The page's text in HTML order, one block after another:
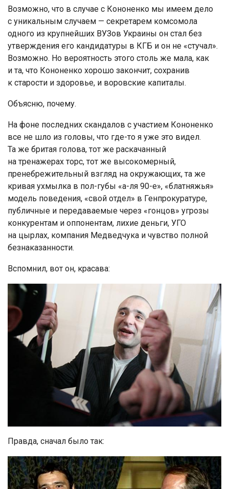
Возможно, что в случае с Кононенко мы имеем дело
с уникальным случаем — секретарем комсомола
одного из крупнейших ВУЗов Украины он стал без
утверждения его кандидатуры в КГБ и он не «стучал».
Возможно. Но вероятность этого столь же мала, как
и та, что Кононенко хорошо закончит, сохранив
к старости и здоровье, и воровские капиталы.
Объясню, почему.
На фоне последних скандалов с участием Кононенко
все не шло из головы, что где-то я уже это видел.
Та же бритая голова, тот же раскачанный
на тренажерах торс, тот же высокомерный,
пренебрежительный взгляд на окружающих, та же
кривая ухмылка в пол-губы «а-ля 90-е», «блатняжья»
модель поведения, «свой отдел» в Генпрокуратуре,
публичные и передаваемые через «гонцов» угрозы
конкурентам и оппонентам, лихие деньги, УГО
на цырлах, компания Медведчука и чувство полной
безнаказанности.
Вспомнил, вот он, красава:
Правда, сначал было так: